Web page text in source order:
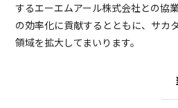
するエーエムアール株式会社との協
の効率化に貢献するとともに、サカ
領域を拡大してまいります。